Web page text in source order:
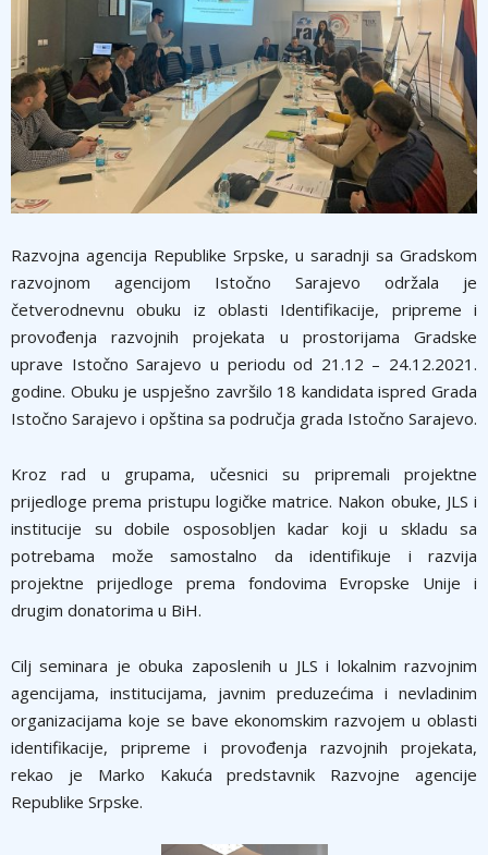
Razvojna agencija Republike Srpske, u saradnji sa Gradskom
razvojnom agencijom Istočno Sarajevo održala je
četverodnevnu obuku iz oblasti Identifikacije, pripreme i
provođenja razvojnih projekata u prostorijama Gradske
uprave Istočno Sarajevo u periodu od 21.12 – 24.12.2021.
godine. Obuku je uspješno završilo 18 kandidata ispred Grada
Istočno Sarajevo i opština sa područja grada Istočno Sarajevo.
Kroz rad u grupama, učesnici su pripremali projektne
prijedloge prema pristupu logičke matrice. Nakon obuke, JLS i
institucije su dobile osposobljen kadar koji u skladu sa
potrebama može samostalno da identifikuje i razvija
projektne prijedloge prema fondovima Evropske Unije i
drugim donatorima u BiH.
Cilj seminara je obuka zaposlenih u JLS i lokalnim razvojnim
agencijama, institucijama, javnim preduzećima i nevladinim
organizacijama koje se bave ekonomskim razvojem u oblasti
identifikacije, pripreme i provođenja razvojnih projekata,
rekao je Marko Kakuća predstavnik Razvojne agencije
Republike Srpske.